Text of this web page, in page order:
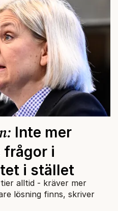
Inte mer
frågor i
i stället
alltid - kräver mer
lösning finns, skriver